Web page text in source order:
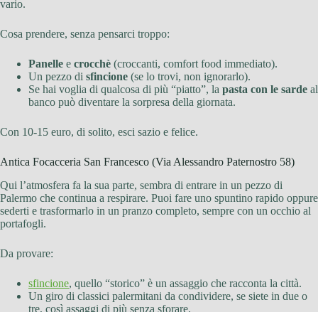
vario.
Cosa prendere, senza pensarci troppo:
Panelle e crocchè (croccanti, comfort food immediato).
Un pezzo di sfincione (se lo trovi, non ignorarlo).
Se hai voglia di qualcosa di più “piatto”, la pasta con le sarde al
banco può diventare la sorpresa della giornata.
Con 10-15 euro, di solito, esci sazio e felice.
Antica Focacceria San Francesco (Via Alessandro Paternostro 58)
Qui l’atmosfera fa la sua parte, sembra di entrare in un pezzo di
Palermo che continua a respirare. Puoi fare uno spuntino rapido oppure
sederti e trasformarlo in un pranzo completo, sempre con un occhio al
portafogli.
Da provare:
sfincione, quello “storico” è un assaggio che racconta la città.
Un giro di classici palermitani da condividere, se siete in due o
tre, così assaggi di più senza sforare.